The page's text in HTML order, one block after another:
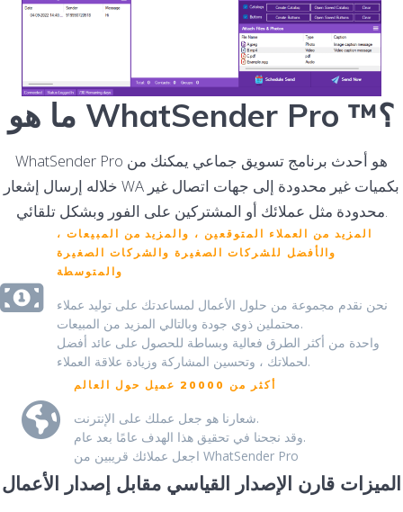
ما هو WhatSender Pro ™؟
WhatSender Pro هو أحدث برنامج تسويق جماعي يمكنك من
خلاله إرسال إشعار WA بكميات غير محدودة إلى جهات اتصال غير
محدودة مثل عملائك أو المشتركين على الفور وبشكل تلقائي.
المزيد من العملاء المتوقعين ، والمزيد من المبيعات ،
والأفضل للشركات الصغيرة والشركات الصغيرة
والمتوسطة
نحن نقدم مجموعة من حلول الأعمال لمساعدتك على توليد عملاء
محتملين ذوي جودة وبالتالي المزيد من المبيعات.
واحدة من أكثر الطرق فعالية وبساطة للحصول على عائد أفضل
لحملاتك ، وتحسين المشاركة وزيادة علاقة العملاء.
أكثر من 20000 عميل حول العالم
شعارنا هو جعل عملك على الإنترنت.
وقد نجحنا في تحقيق هذا الهدف عامًا بعد عام.
اجعل عملائك قريبين من WhatSender Pro
الميزات قارن الإصدار القياسي مقابل إصدار الأعمال